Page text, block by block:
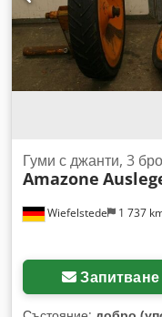
Wiefelstede 1 737
Гуми с джанти, 3
Amazone
Запитване